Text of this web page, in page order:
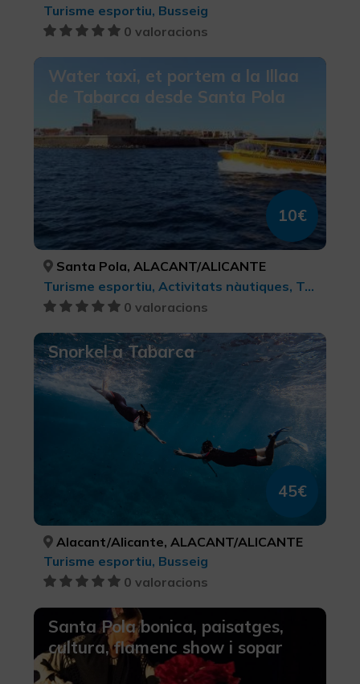
Turisme esportiu, Busseig
0 valoracions
Water taxi, et portem a la Illaa
de Tabarca desde Santa Pola
10€
Santa Pola, ALACANT/ALICANTE
Turisme esportiu, Activitats nàutiques, Turisme esportiu
0 valoracions
Snorkel a Tabarca
45€
Alacant/Alicante, ALACANT/ALICANTE
Turisme esportiu, Busseig
0 valoracions
Santa Pola bonica, paisatges,
cultura, flamenc show i sopar